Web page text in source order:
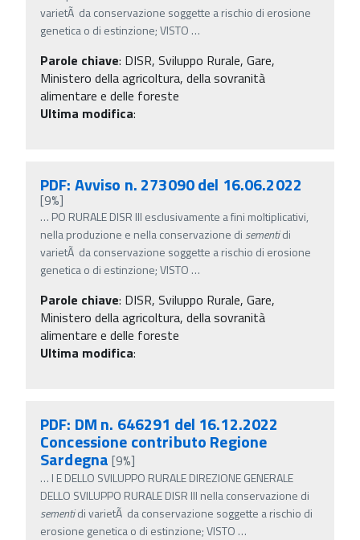
varietÃ da conservazione soggette a rischio di erosione
genetica o di estinzione; VISTO …
Parole chiave: DISR, Sviluppo Rurale, Gare,
Ministero della agricoltura, della sovranità
alimentare e delle foreste
Ultima modifica:
PDF: Avviso n. 273090 del 16.06.2022
[9%]
… PO RURALE DISR III esclusivamente a fini moltiplicativi,
nella produzione e nella conservazione di sementidi
varietÃ da conservazione soggette a rischio di erosione
genetica o di estinzione; VISTO …
Parole chiave: DISR, Sviluppo Rurale, Gare,
Ministero della agricoltura, della sovranità
alimentare e delle foreste
Ultima modifica:
PDF: DM n. 646291 del 16.12.2022
Concessione contributo Regione
Sardegna [9%]
… I E DELLO SVILUPPO RURALE DIREZIONE GENERALE
DELLO SVILUPPO RURALE DISR III nella conservazione di
sementidi varietÃ da conservazione soggette a rischio di
erosione genetica o di estinzione; VISTO …